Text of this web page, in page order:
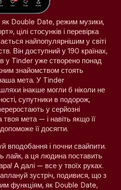
Double Date, режим музики,
цілі стосунків і перевірка
найпопулярнішим у світі
Він доступний у 190 країнах,
у Tinder уже створено понад
знайомством стоять
мета. У Tinder
інакше могли б ніколи не
супутники в подорож,
у серйозні
мета — і навіть якщо її
її досягти.
вподобання і почни свайпити.
лайк, а ця людина поставить
А далі — все у твоїх руках.
зустріч, подивися, що з
функціям, як Double Date,